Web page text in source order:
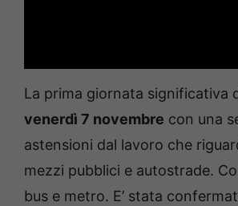
La prima giornata significativa
venerdì 7 novembre con una
astensioni dal lavoro che
mezzi pubblici e autostrade.
bus e metro. E’ stata